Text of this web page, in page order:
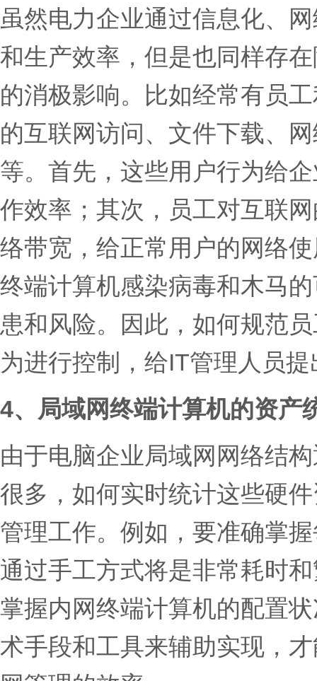
虽然电力企业通过信息化、
和生产效率，但是也同样存
的消极影响。比如经常有员
的互联网访问、文件下载、
等。首先，这些用户行为给
作效率；其次，员工对互联
络带宽，给正常用户的网络
终端计算机感染病毒和木马
患和风险。因此，如何规范
为进行控制，给IT管理人员
4、局域网终端计算机的资产
由于电脑企业局域网网络结
很多，如何实时统计这些硬
管理工作。例如，要准确掌
通过手工方式将是非常耗时
掌握内网终端计算机的配置
术手段和工具来辅助实现，